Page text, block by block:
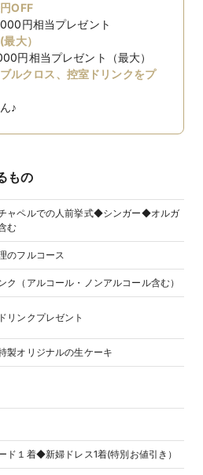
OFF
円相当プレゼント
大）
円相当プレゼント（最大）
ルクロス、控室ドリンクをプ
♪
もの
ャペルでの人前挙式◆シンガー◆オルガ
む
のフルコース
（アルコール・ノンアルコール含む）
リンクプレゼント
製オリジナルの生ケーキ
ド１着◆新婦ドレス1着(特別お値引き）